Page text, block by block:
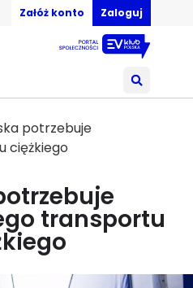
Załóż konto Zaloguj
potrzebuje
ciężkiego
transportu